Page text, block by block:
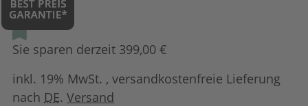
Sie sparen derzeit 399,00 €
inkl. 19% MwSt. , versandkostenfreie Lieferung
nach DE.Versand